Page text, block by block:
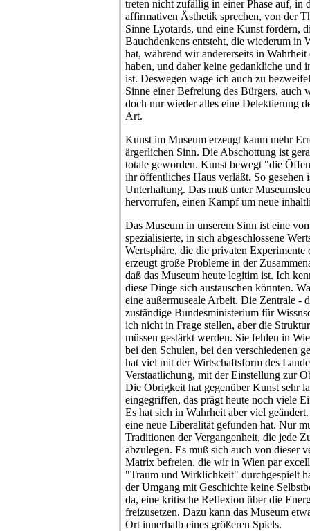
treten nicht zufällig in einer Phase auf, in
affirmativen Ästhetik sprechen, von der
Sinne Lyotards, und eine Kunst fördern,
Bauchdenkens entsteht, die wiederum in
hat, während wir andererseits in
haben, und daher keine gedankliche und
ist. Deswegen wage ich auch zu
Sinne einer Befreiung des Bürgers, auch
doch nur wieder alles eine Delektierung
Art.
Kunst im Museum erzeugt kaum mehr
ärgerlichen Sinn. Die Abschottung ist
totale geworden. Kunst bewegt "die
ihr öffentliches Haus verläßt. So gesehen
Unterhaltung. Das muß unter
hervorrufen, einen Kampf um neue
Das Museum in unserem Sinn ist eine
spezialisierte, in sich abgeschlossene
Wertsphäre, die die privaten
erzeugt große Probleme in der
daß das Museum heute legitim ist. Ich
diese Dinge sich austauschen könnten.
eine außermuseale Arbeit. Die Zentrale -
zuständige Bundesministerium für
ich nicht in Frage stellen, aber die
müssen gestärkt werden. Sie fehlen in
bei den Schulen, bei den verschiedenen
hat viel mit der Wirtschaftsform des
Verstaatlichung, mit der Einstellung zur
Die Obrigkeit hat gegenüber Kunst sehr
eingegriffen, das prägt heute noch viele
Es hat sich in Wahrheit aber viel
eine neue Liberalität gefunden hat. Nur
Traditionen der Vergangenheit, die jede
abzulegen. Es muß sich auch von dieser
Matrix befreien, die wir in Wien par
"Traum und Wirklichkeit" durchgespielt
der Umgang mit Geschichte keine
da, eine kritische Reflexion über die
freizusetzen. Dazu kann das Museum
Ort innerhalb eines größeren Spiels.